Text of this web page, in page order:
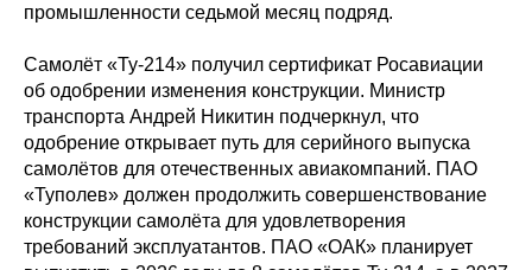
промышленности седьмой месяц подряд.
Самолёт «Ту-214» получил сертификат Росавиации
об одобрении изменения конструкции. Министр
транспорта Андрей Никитин подчеркнул, что
одобрение открывает путь для серийного выпуска
самолётов для отечественных авиакомпаний. ПАО
«Туполев» должен продолжить совершенствование
конструкции самолёта для удовлетворения
требований эксплуатантов. ПАО «ОАК» планирует